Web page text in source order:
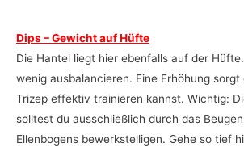
Dips – Gewicht auf Hüfte
Die Hantel liegt hier ebenfalls auf der
wenig ausbalancieren. Eine Erhöhung sorgt
Trizep effektiv trainieren kannst. Wichtig:
solltest du ausschließlich durch das
Ellenbogens bewerkstelligen. Gehe so tief